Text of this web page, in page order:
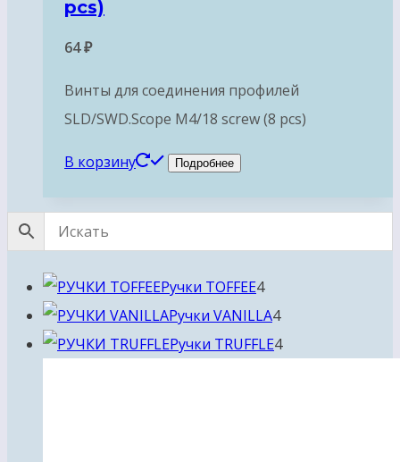
pcs)
64₽
Винты для соединения профилей
SLD/SWD.Scope М4/18 screw (8 pcs)
В корзину Подробнее
Ручки TOFFEE44
товара
Ручки VANILLA44
товара
Ручки TRUFFLE44